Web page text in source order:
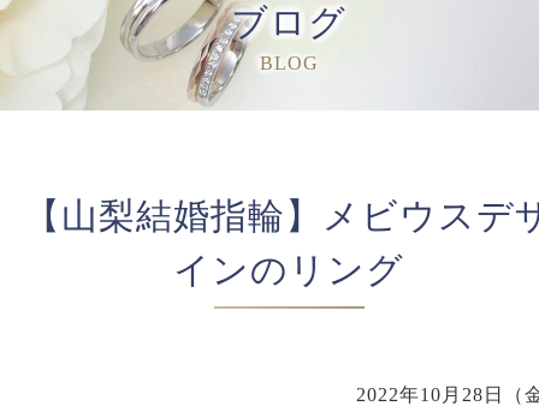
ブログ
BLOG
【山梨結婚指輪】メビウスデ
インのリング
2022年10月28日（